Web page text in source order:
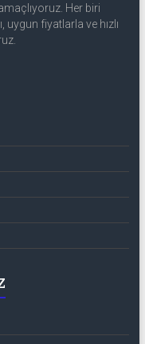
Her biri
uygun fiyatlarla ve hızlı